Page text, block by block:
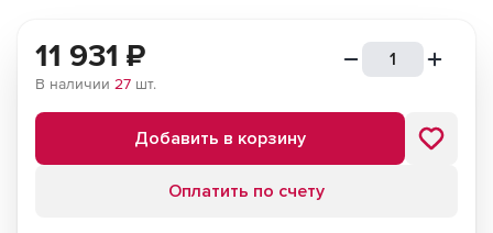
11 931 ₽
В наличии 27 шт.
Добавить в корзину
Оплатить по счету